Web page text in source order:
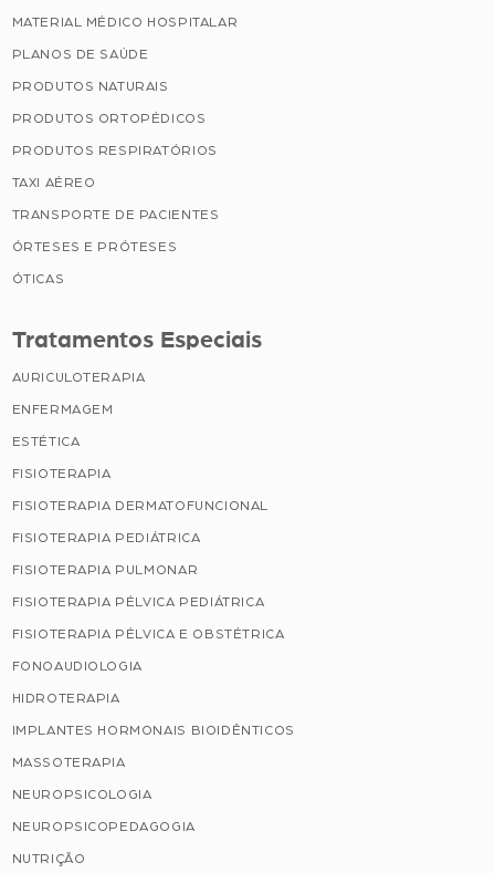
MATERIAL MÉDICO HOSPITALAR
PLANOS DE SAÚDE
PRODUTOS NATURAIS
PRODUTOS ORTOPÉDICOS
PRODUTOS RESPIRATÓRIOS
TAXI AÉREO
TRANSPORTE DE PACIENTES
ÓRTESES E PRÓTESES
ÓTICAS
Tratamentos Especiais
AURICULOTERAPIA
ENFERMAGEM
ESTÉTICA
FISIOTERAPIA
FISIOTERAPIA DERMATOFUNCIONAL
FISIOTERAPIA PEDIÁTRICA
FISIOTERAPIA PULMONAR
FISIOTERAPIA PÉLVICA PEDIÁTRICA
FISIOTERAPIA PÉLVICA E OBSTÉTRICA
FONOAUDIOLOGIA
HIDROTERAPIA
IMPLANTES HORMONAIS BIOIDÊNTICOS
MASSOTERAPIA
NEUROPSICOLOGIA
NEUROPSICOPEDAGOGIA
NUTRIÇÃO